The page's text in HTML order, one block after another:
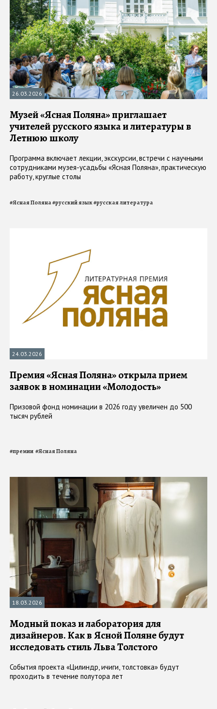
26.03.2026
Музей «Ясная Поляна» приглашает
учителей русского языка и литературы в
Летнюю школу
Программа включает лекции, экскурсии, встречи с научными
сотрудниками музея-усадьбы «Ясная Поляна», практическую
работу, круглые столы
#Ясная Поляна#русский язык#русская литература
24.03.2026
Премия «Ясная Поляна» открыла прием
заявок в номинации «Молодость»
Призовой фонд номинации в 2026 году увеличен до 500
тысяч рублей
#премии #Ясная Поляна
18.03.2026
Модный показ и лаборатория для
дизайнеров. Как в Ясной Поляне будут
исследовать стиль Льва Толстого
События проекта «Цилиндр, ичиги, толстовка» будут
проходить в течение полутора лет